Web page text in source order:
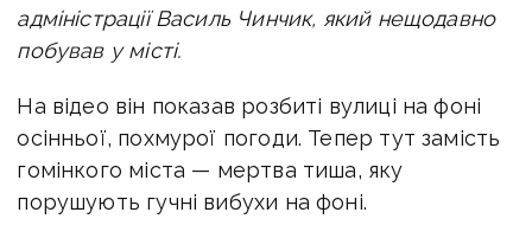
адміністрації Василь Чинчик, який нещодавно
побував у місті.
На відео він показав розбиті вулиці на фоні
осінньої, похмурої погоди. Тепер тут замість
гомінкого міста — мертва тиша, яку
порушують гучні вибухи на фоні.